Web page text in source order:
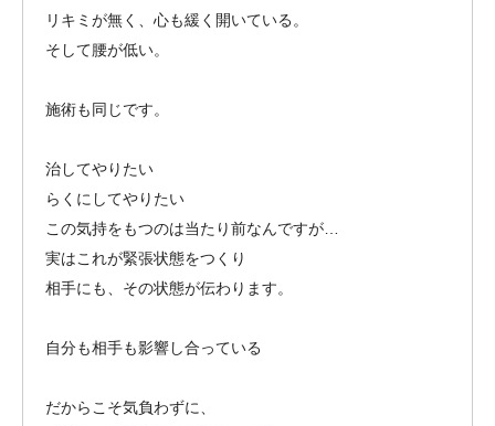
リキミが無く、心も緩く開いている。
そして腰が低い。
施術も同じです。
治してやりたい
らくにしてやりたい
この気持をもつのは当たり前なんですが…
実はこれが緊張状態をつくり
相手にも、その状態が伝わります。
自分も相手も影響し合っている
だからこそ気負わずに、